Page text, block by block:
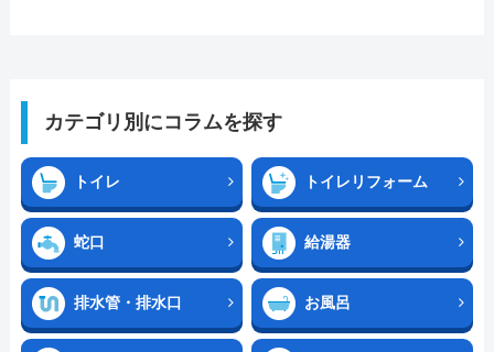
カテゴリ別にコラムを探す
トイレ トイレリフォーム
蛇口 給湯器
排水管・排水口 お風呂